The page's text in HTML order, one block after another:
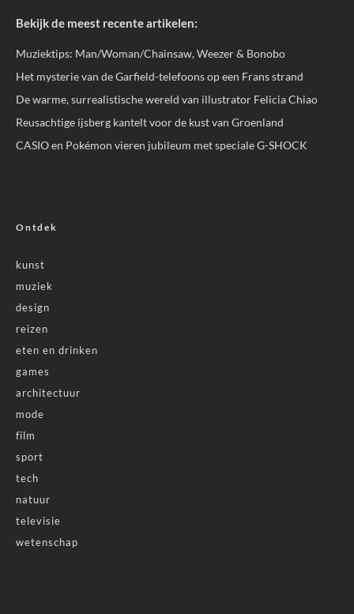
Bekijk de meest recente artikelen:
Muziektips: Man/Woman/Chainsaw, Weezer & Bonobo
Het mysterie van de Garfield-telefoons op een Frans strand
De warme, surrealistische wereld van illustrator Felicia Chiao
Reusachtige ijsberg kantelt voor de kust van Groenland
CASIO en Pokémon vieren jubileum met speciale G-SHOCK
Ontdek
kunst
muziek
design
reizen
eten en drinken
games
architectuur
mode
film
sport
tech
natuur
televisie
wetenschap